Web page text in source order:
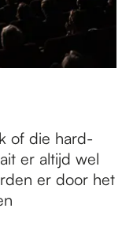
of die hard-
er altijd wel
er door het